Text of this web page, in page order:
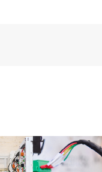
acceso a los recursos de